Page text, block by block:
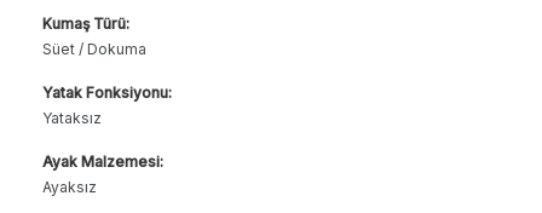
Kumaş Türü:
Süet / Dokuma
Yatak Fonksiyonu:
Yataksız
Ayak Malzemesi:
Ayaksız